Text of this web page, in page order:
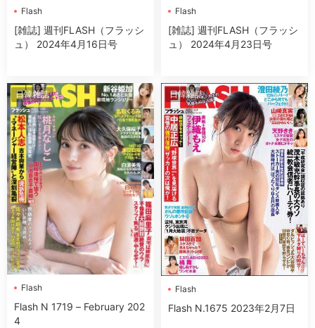
Flash
[雑誌] 週刊FLASH（フラッシ
ュ） 2024年4月16日号
Flash
[雑誌] 週刊FLASH（フラッシ
ュ） 2024年4月23日号
日韓雜誌
Flash
Flash N 1719 – February 202
4
日韓雜誌
Flash
Flash N.1675 2023年2月7日